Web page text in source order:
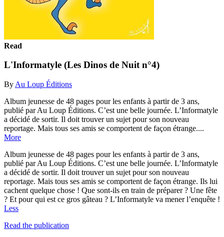
Read
L'Informatyle (Les Dinos de Nuit n°4)
By Au Loup Éditions
Album jeunesse de 48 pages pour les enfants à partir de 3 ans,
publié par Au Loup Éditions. C’est une belle journée. L’Informatyle
a décidé de sortir. Il doit trouver un sujet pour son nouveau
reportage. Mais tous ses amis se comportent de façon étrange....
More
Album jeunesse de 48 pages pour les enfants à partir de 3 ans,
publié par Au Loup Éditions. C’est une belle journée. L’Informatyle
a décidé de sortir. Il doit trouver un sujet pour son nouveau
reportage. Mais tous ses amis se comportent de façon étrange. Ils lui
cachent quelque chose ! Que sont-ils en train de préparer ? Une fête
? Et pour qui est ce gros gâteau ? L’Informatyle va mener l’enquête !
Less
Read the publication